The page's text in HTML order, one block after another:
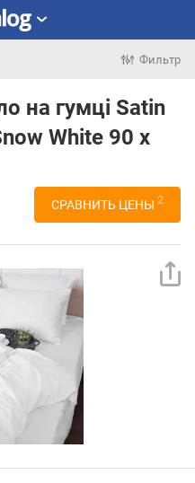
Фильтр
на гумці Satin
White 90 х
СРАВНИТЬ ЦЕНЫ 2